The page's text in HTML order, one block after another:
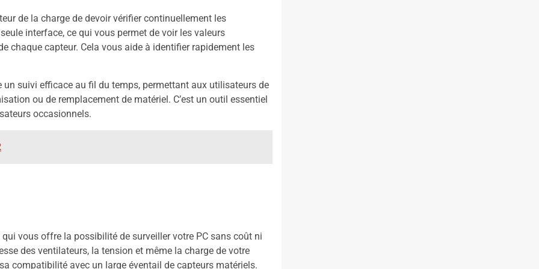
de la charge de devoir vérifier continuellement les
interface, ce qui vous permet de voir les valeurs
chaque capteur. Cela vous aide à identifier rapidement les
suivi efficace au fil du temps, permettant aux utilisateurs de
ou de remplacement de matériel. C’est un outil essentiel
occasionnels.
vous offre la possibilité de surveiller votre PC sans coût ni
des ventilateurs, la tension et même la charge de votre
compatibilité avec un large éventail de capteurs matériels.